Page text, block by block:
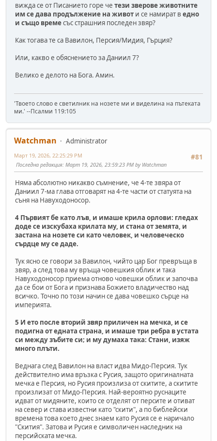
вижда се от Писанието горе че тези зверове животните
им се дава продължение на живот и се намират в едно
и също времесъс страшния последен звяр?
Как тогава те са Вавилон, Персия/Мидия, Гърция?
Или, какво е обяснението за Даниил 7?
Велико е делото на Бога. Амин.
'Твоето слово е светилник на нозете ми и виделина на пътеката
ми.' --Псалми 119:105
Watchman
Administrator
#81
Март 19, 2026, 22:25:29 PM
Последна редакция: Март 19, 2026, 23:59:23 PM by Watchman
Няма абсолютно никакво съмнение, че 4-те звяра от
Даниил 7-ма глава отговарят на 4-те части от статуята на
съня на Навуходоносор.
4 Първият бе като лъв, и имаше крила орлови: гледах
доде се изскубаха крилата му, и стана от земята, и
застана на нозете си като человек, и человеческо
сърдце му се даде.
Тук ясно се говори за Вавилон, чийто цар Бог превръща в
звяр, а след това му връща човешкия облик и така
Навуходоносор приема отново човешки облик и започва
да се бои от Бога и признава Божието владичество над
всичко. Точно по този начин се дава човешко сърце на
империята.
5 И ето после вторий звяр приличен на мечка, и се
подигна от едната страна, и имаше три ребра в устата
си между зъбите си; и му думаха така: Стани, изяж
много плъти.
Веднага след Вавилон на власт идва Мидо-Персия. Тук
действително има връзка с Русия, защото оригиналната
мечка е Персия, но Русия произлиза от скитите, а скитите
произлизат от Мидо-Персия. Най-вероятно руснаците
идват от мидяните, които се отделят от персите и отиват
на север и става известни като "скити", а по библейски
времена това което днес знаем като Русия се е наричало
"Скития". Затова и Русия е символичен наследник на
персийската мечка.